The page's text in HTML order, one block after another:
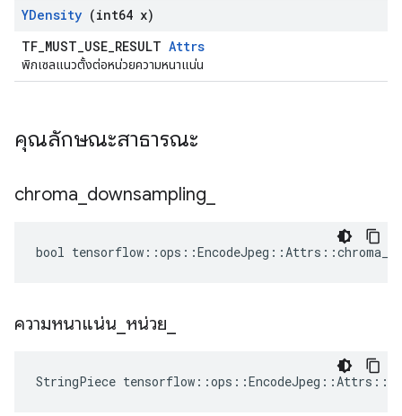
YDensity (int64 x)
TF_MUST_USE_RESULT Attrs
พิกเซลแนวตั้งต่อหน่วยความหนาแน่น
คุณลักษณะสาธารณะ
chroma downsampling
bool
ความหนาแน่น หน่วย
StringPiece